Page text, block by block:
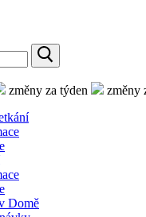
změny za týden změny
Domě